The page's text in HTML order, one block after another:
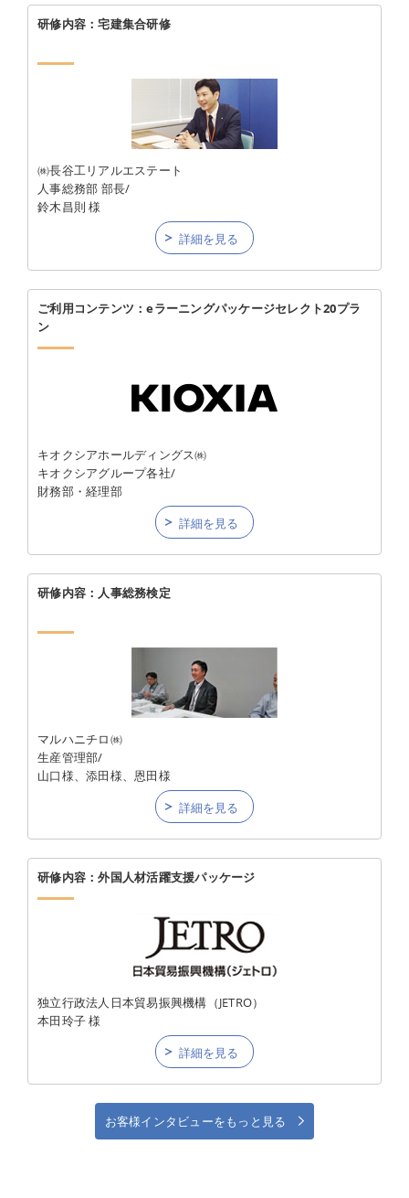
研修内容：宅建集合研修
㈱長谷工リアルエステート
人事総務部 部長/
鈴木昌則 様
詳細を見る
ご利用コンテンツ：eラーニングパッケージセレクト20プラ
ン
キオクシアホールディングス㈱
キオクシアグループ各社/
財務部・経理部
詳細を見る
研修内容：人事総務検定
マルハニチロ㈱
生産管理部/
山口様、添田様、恩田様
詳細を見る
研修内容：外国人材活躍支援パッケージ
独立行政法人日本貿易振興機構（JETRO）
本田玲子 様
詳細を見る
お客様インタビューをもっと見る